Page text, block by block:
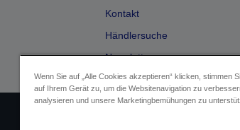
Kontakt
Händlersuche
Newsletter
Wenn Sie auf „Alle Cookies akzeptieren“ klicken, stimmen
auf Ihrem Gerät zu, um die Websitenavigation zu
analysieren und unsere Marketingbemühungen zu